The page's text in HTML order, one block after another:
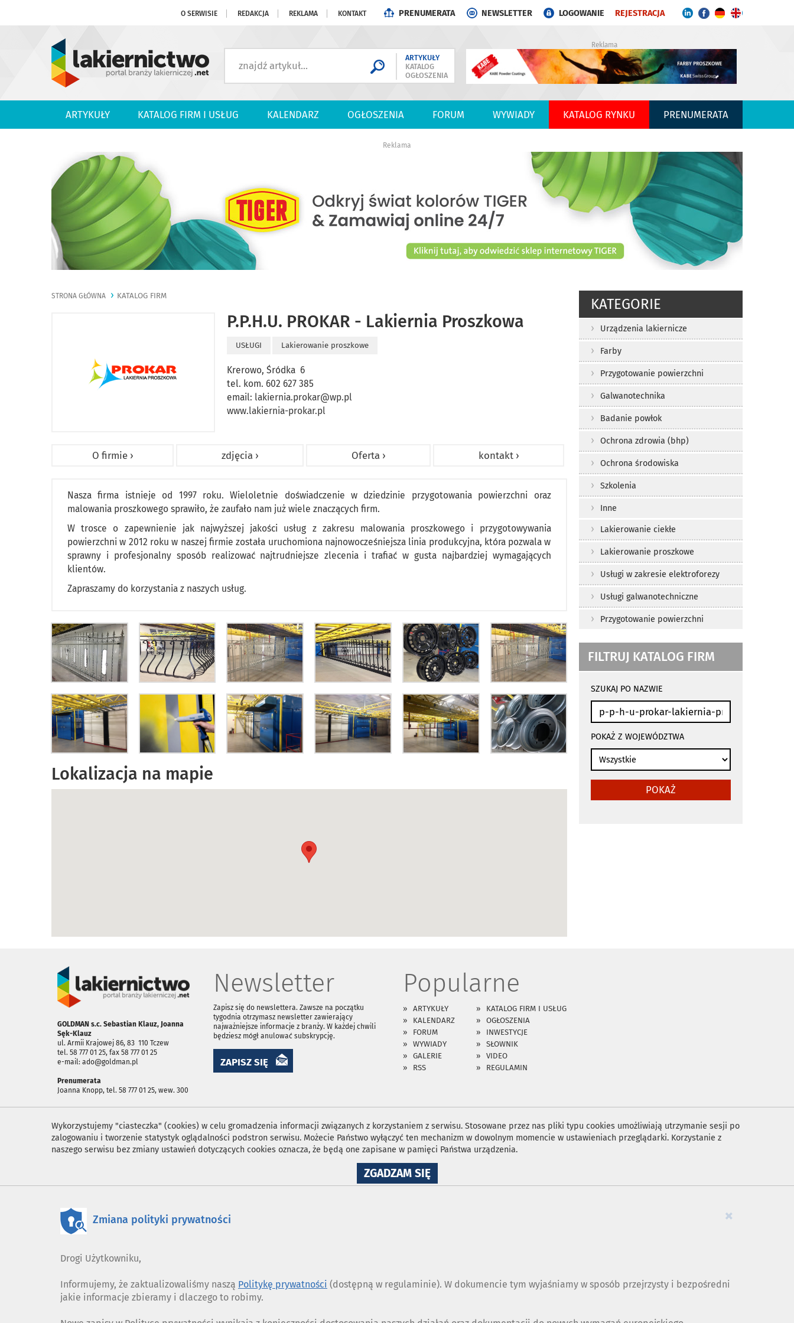
O SERWISIE REDAKCJA REKLAMA KONTAKT PRENUMERATA NEWSLETTER LOGOWANIE REJESTRACJA
ARTYKUŁY
KATALOG
OGŁOSZENIA
Reklama
ARTYKUŁY KATALOG FIRM I USŁUG KALENDARZ OGŁOSZENIA FORUM WYWIADY KATALOG RYNKU PRENUMERATA
Reklama
KATEGORIE
Urządzenia lakiernicze
Farby
Przygotowanie powierzchni
Galwanotechnika
Badanie powłok
Ochrona zdrowia (bhp)
Ochrona środowiska
Szkolenia
Inne
Lakierowanie ciekłe
Lakierowanie proszkowe
Usługi w zakresie elektroforezy
Usługi galwanotechniczne
Przygotowanie powierzchni
FILTRUJ KATALOG FIRM
wyszukiwania
automatycznie
SZUKAJ PO NAZWIE
POKAŻ Z WOJEWÓDZTWA
POKAŻ
STRONA GŁÓWNA KATALOG FIRM
P.P.H.U. PROKAR - Lakiernia Proszkowa
USŁUGI Lakierowanie proszkowe
Krerowo, Śródka 6
tel. kom. 602 627 385
email: lakiernia.prokar@wp.pl
www.lakiernia-prokar.pl
O firmie › zdjęcia › Oferta › kontakt ›
Nasza firma istnieje od 1997 roku. Wieloletnie doświadczenie w dziedzinie przygotowania powierzchni oraz
malowania proszkowego sprawiło, że zaufało nam już wiele znaczących firm.
W trosce o zapewnienie jak najwyższej jakości usług z zakresu malowania proszkowego i przygotowywania
powierzchni w 2012 roku w naszej firmie została uruchomiona najnowocześniejsza linia produkcyjna, która pozwala w
sprawny i profesjonalny sposób realizować najtrudniejsze zlecenia i trafiać w gusta najbardziej wymagających
klientów.
Zapraszamy do korzystania z naszych usług.
Lokalizacja na mapie
GOLDMAN s.c. Sebastian Klauz, Joanna
Sęk-Klauz
ul. Armii Krajowej 86, 83 ­ 110 Tczew
tel. 58 777 01 25, fax 58 777 01 25
e-mail: ado@goldman.pl
Prenumerata
Joanna Knopp, tel. 58 777 01 25, wew. 300
Newsletter
Zapisz się do newslettera. Zawsze na początku
tygodnia otrzymasz newsletter zawierający
najważniejsze informacje z branży. W każdej chwili
będziesz mógł anulować subskrypcję.
ZAPISZ SIĘ
Popularne
ARTYKUŁY
KATALOG FIRM I USŁUG
KALENDARZ
OGŁOSZENIA
FORUM
INWESTYCJE
WYWIADY
SŁOWNIK
GALERIE
VIDEO
RSS
REGULAMIN
Wykorzystujemy "ciasteczka" (cookies) w celu gromadzenia informacji związanych z korzystaniem z serwisu. Stosowane przez nas pliki typu cookies umożliwiają utrzymanie sesji po
zalogowaniu i tworzenie statystyk oglądalności podstron serwisu. Możecie Państwo wyłączyć ten mechanizm w dowolnym momencie w ustawieniach przeglądarki. Korzystanie z
naszego serwisu bez zmiany ustawień dotyczących cookies oznacza, że będą one zapisane w pamięci Państwa urządzenia.
ZGADZAM SIĘNA
WYKORZYSTANIE
×
Zmiana polityki prywatności
Drogi Użytkowniku,
Informujemy, że zaktualizowaliśmy naszą Politykę prywatności (dostępną w regulaminie). W dokumencie tym wyjaśniamy w sposób przejrzysty i bezpośredni
jakie informacje zbieramy i dlaczego to robimy.